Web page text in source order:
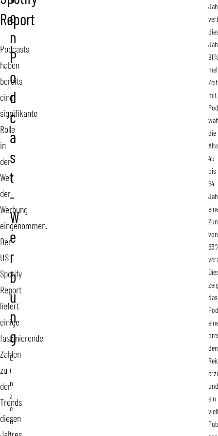
Report
Podcasts
haben
bereits
eine
signifikante
Rolle
in
der
Welt
der
Werbung
eingenommen.
Der
US
Spotify
Report
liefert
einige
faszinierende
Zahlen
zu
den
Trends
diesen
o
n
P
o
d
c
a
s
t
-
W
e
r
b
u
n
g
E
i
n
z
e
n
t
Zeit
mit
die
45
bis
54
von
und
ein